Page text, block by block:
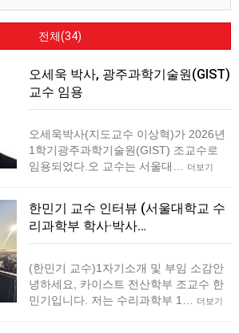
전체(34)
오세욱 박사, 광주과학기술원(GIST)
교수 임용
오세욱박사(지도교수 이상혁)가 2026년
1학기광주과학기술원(GIST) 조교수로
임용되었다.오 교수는 서울대…
더보기
한민기 교수 인터뷰 (서울대학교 수
리과학부 학사·박사…
(한민기 교수)1자기소개 및 부임 소감안
녕하세요, 카이스트 전산학부 조교수 한
민기입니다. 저는 수리과학부 1…
더보기